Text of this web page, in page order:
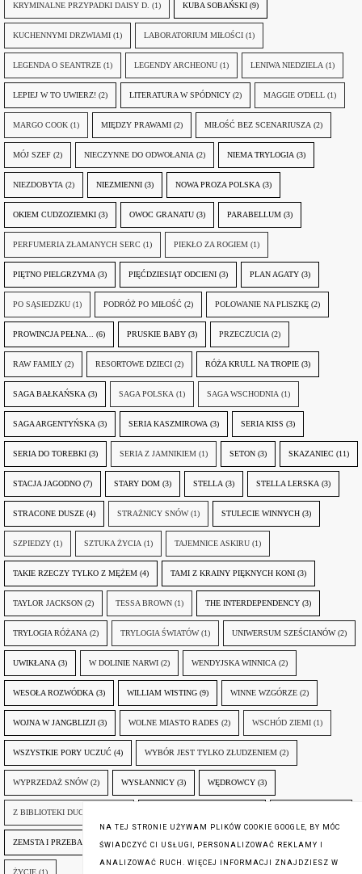
KRYMINALNE PRZYPADKI DAISY D. (1) KUBA SOBAŃSKI (9)
KUCHENNYMI DRZWIAMI (1) LABORATORIUM MIŁOŚCI (1)
LEGENDA O SEANTRZE (1) LEGENDY ARCHEONU (1) LENIWA NIEDZIELA (1)
LEPIEJ W TO UWIERZ! (2) LITERATURA W SPÓDNICY (2) MAGGIE O'DELL (1)
MARGO COOK (1) MIĘDZY PRAWAMI (2) MIŁOŚĆ BEZ SCENARIUSZA (2)
MÓJ SZEF (2) NIECZYNNE DO ODWOŁANIA (2) NIEMA TRYLOGIA (3)
NIEZDOBYTA (2) NIEZMIENNI (3) NOWA PROZA POLSKA (3)
OKIEM CUDZOZIEMKI (3) OWOC GRANATU (3) PARABELLUM (3)
PERFUMERIA ZŁAMANYCH SERC (1) PIEKŁO ZA ROGIEM (1)
PIĘTNO PIELGRZYMA (3) PIĘĆDZIESIĄT ODCIENI (3) PLAN AGATY (3)
PO SĄSIEDZKU (1) PODRÓŻ PO MIŁOŚĆ (2) POLOWANIE NA PLISZKĘ (2)
PROWINCJA PEŁNA... (6) PRUSKIE BABY (3) PRZECZUCIA (2)
RAW FAMILY (2) RESORTOWE DZIECI (2) RÓŻA KRULL NA TROPIE (3)
SAGA BAŁKAŃSKA (3) SAGA POLSKA (1) SAGA WSCHODNIA (1)
SAGA ARGENTYŃSKA (3) SERIA KASZMIROWA (3) SERIA KISS (3)
SERIA DO TOREBKI (3) SERIA Z JAMNIKIEM (1) SETON (3) SKAZANIEC (11)
STACJA JAGODNO (7) STARY DOM (3) STELLA (3) STELLA LERSKA (3)
STRACONE DUSZE (4) STRAŻNICY SNÓW (1) STULECIE WINNYCH (3)
SZPIEDZY (1) SZTUKA ŻYCIA (1) TAJEMNICE ASKIRU (1)
TAKIE RZECZY TYLKO Z MĘŻEM (4) TAMI Z KRAINY PIĘKNYCH KONI (3)
TAYLOR JACKSON (2) TESSA BROWN (1) THE INTERDEPENDENCY (3)
TRYLOGIA RÓŻANA (2) TRYLOGIA ŚWIATÓW (1) UNIWERSUM SZEŚCIANÓW (2)
UWIKŁANA (3) W DOLINIE NARWI (2) WENDYJSKA WINNICA (2)
WESOŁA ROZWÓDKA (3) WILLIAM WISTING (9) WINNE WZGÓRZE (2)
WOJNA W JANGBLIZJI (3) WOLNE MIASTO RADES (2) WSCHÓD ZIEMI (1)
WSZYSTKIE PORY UCZUĆ (4) WYBÓR JEST TYLKO ZŁUDZENIEM (2)
WYPRZEDAŻ SNÓW (2) WYSŁANNICY (3) WĘDROWCY (3)
Z BIBLIOTEKI DUCHA GÓR
ZEMSTA I PRZEBACZENIE (6) ŚLADY ZBRODNI (3) ŻYCIA W ŻYCIU (3)
NA TEJ STRONIE UŻYWAM PLIKÓW COOKIE GOOGLE, BY MÓC
ŚWIADCZYĆ CI USŁUGI, PERSONALIZOWAĆ REKLAMY I
ANALIZOWAĆ RUCH. WIĘCEJ INFORMACJI ZNAJDZIESZ W